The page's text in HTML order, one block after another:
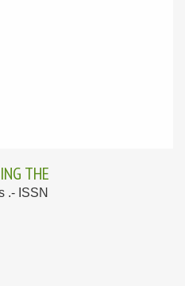
THE
.- ISSN